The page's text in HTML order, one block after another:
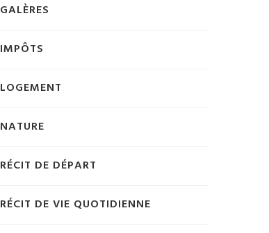
GALÈRES
IMPÔTS
LOGEMENT
NATURE
RÉCIT DE DÉPART
RÉCIT DE VIE QUOTIDIENNE